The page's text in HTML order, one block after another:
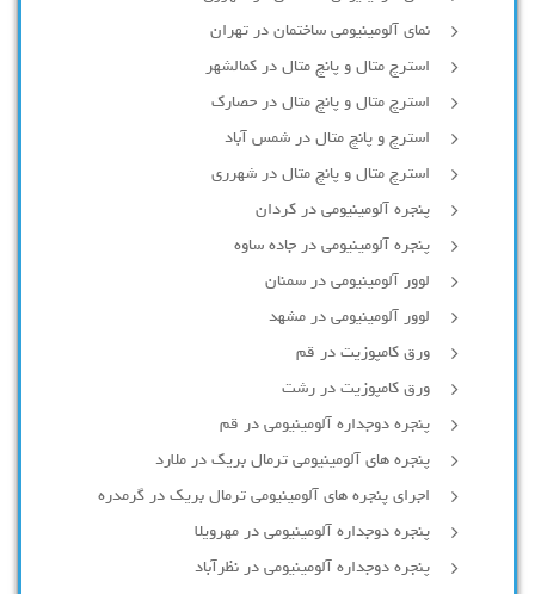
نمای آلومینیومی ساختمان در تهران
استرچ متال و پانچ متال در کمالشهر
استرچ متال و پانچ متال در حصارك
استرچ و پانچ متال در شمس آباد
استرچ متال و پانچ متال در شهرری
پنجره آلومینیومی در کردان
پنجره آلومینیومی در جاده ساوه
لوور آلومینیومی در سمنان
لوور آلومینیومی در مشهد
ورق کامپوزیت در قم
ورق کامپوزیت در رشت
پنجره دوجداره آلومينيومی در قم
پنجره های آلومینیومی ترمال بریک در ملارد
اجرای پنجره های آلومینیومی ترمال بریک در گرمدره
پنجره دوجداره آلومینیومی در مهرویلا
پنجره دوجداره آلومینیومی در نظرآباد